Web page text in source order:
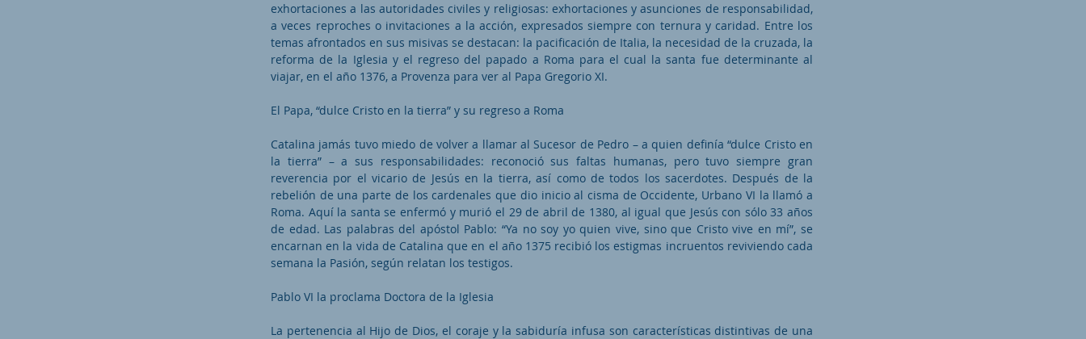
exhortaciones a las autoridades civiles y religiosas: exhortaciones y asunciones de responsabilidad,
a veces reproches o invitaciones a la acción, expresados siempre con ternura y caridad. Entre los
temas afrontados en sus misivas se destacan: la pacificación de Italia, la necesidad de la cruzada, la
reforma de la Iglesia y el regreso del papado a Roma para el cual la santa fue determinante al
viajar, en el año 1376, a Provenza para ver al Papa Gregorio XI.
El Papa, “dulce Cristo en la tierra” y su regreso a Roma
Catalina jamás tuvo miedo de volver a llamar al Sucesor de Pedro – a quien definía “dulce Cristo en
la tierra” – a sus responsabilidades: reconoció sus faltas humanas, pero tuvo siempre gran
reverencia por el vicario de Jesús en la tierra, así como de todos los sacerdotes. Después de la
rebelión de una parte de los cardenales que dio inicio al cisma de Occidente, Urbano VI la llamó a
Roma. Aquí la santa se enfermó y murió el 29 de abril de 1380, al igual que Jesús con sólo 33 años
de edad. Las palabras del apóstol Pablo: “Ya no soy yo quien vive, sino que Cristo vive en mí”, se
encarnan en la vida de Catalina que en el año 1375 recibió los estigmas incruentos reviviendo cada
semana la Pasión, según relatan los testigos.
Pablo VI la proclama Doctora de la Iglesia
La pertenencia al Hijo de Dios, el coraje y la sabiduría infusa son características distintivas de una